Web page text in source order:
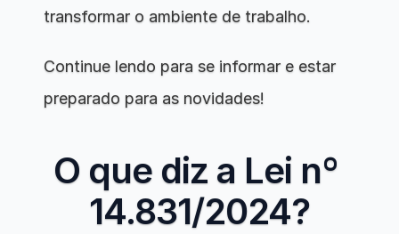
transformar o ambiente de trabalho.
Continue lendo para se informar e estar
preparado para as novidades!
O que diz a Lei nº
14.831/2024?